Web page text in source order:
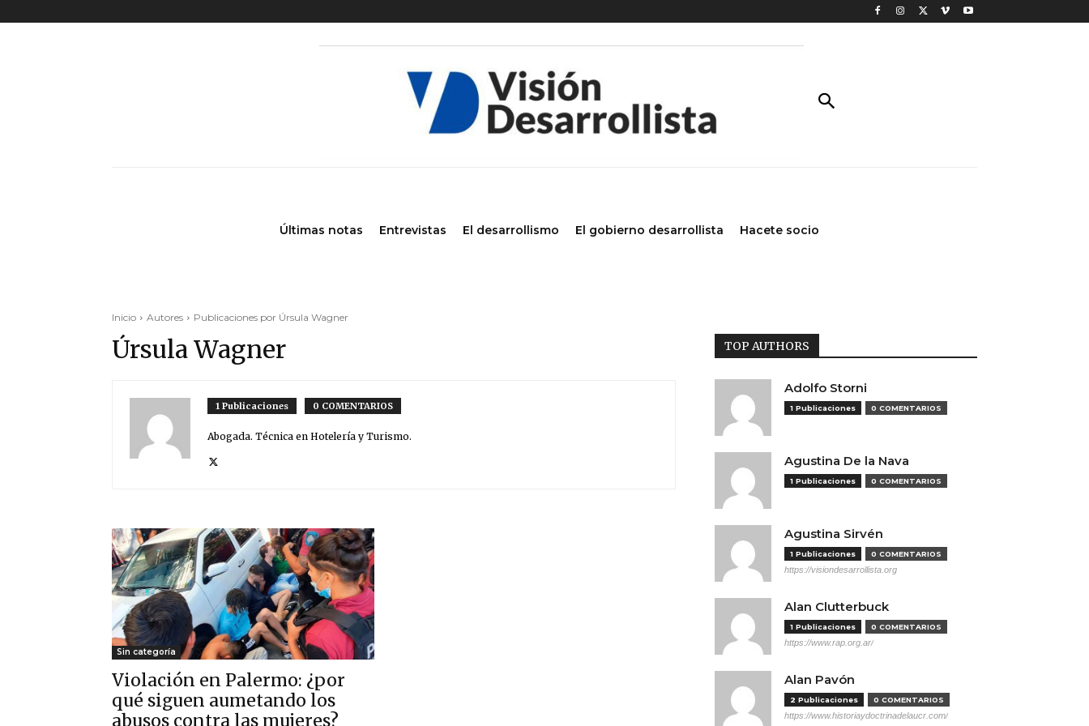
Últimas notas Entrevistas El desarrollismo El gobierno desarrollista Hacete socio
Inicio Autores Publicaciones por Úrsula Wagner
Úrsula Wagner
1 Publicaciones 0 COMENTARIOS
Abogada. Técnica en Hotelería y Turismo.
Sin categoría
Violación en Palermo: ¿por
qué siguen aumetando los
abusos contra las mujeres?
TOP AUTHORS
Adolfo Storni
1 Publicaciones 0 COMENTARIOS
Agustina De la Nava
1 Publicaciones 0 COMENTARIOS
Agustina Sirvén
1 Publicaciones 0 COMENTARIOS
https://visiondesarrollista.org
Alan Clutterbuck
1 Publicaciones 0 COMENTARIOS
https://www.rap.org.ar/
Alan Pavón
2 Publicaciones 0 COMENTARIOS
https://www.historiaydoctrinadelaucr.com/